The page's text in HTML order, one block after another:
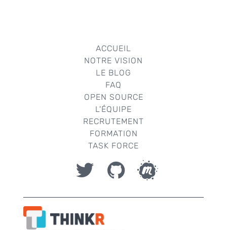
ACCUEIL
NOTRE VISION
LE BLOG
FAQ
OPEN SOURCE
L'ÉQUIPE
RECRUTEMENT
FORMATION
TASK FORCE